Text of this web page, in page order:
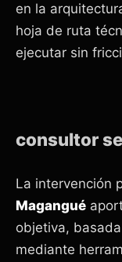
en la
hoja de ruta
ejecutar sin
consultor
La intervención
Magangué
objetiva,
mediante